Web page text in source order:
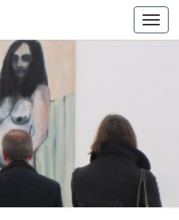
Kunstlog